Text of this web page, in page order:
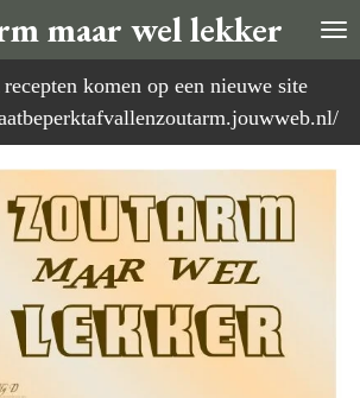
maar wel lekker
komen op een nieuwe site